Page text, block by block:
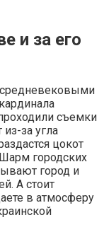
и за его
съемки
за угла
цокот
городских
город и
А стоит
в атмосферу